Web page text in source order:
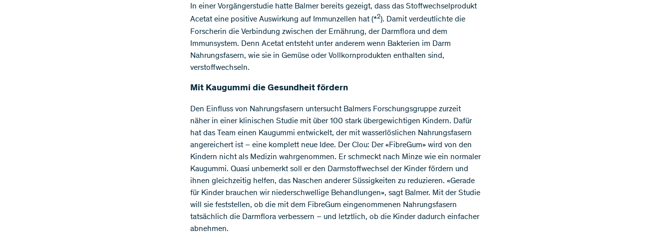
In einer Vorgängerstudie hatte Balmer bereits gezeigt, dass das Stoffwechselprodukt
Acetat eine positive Auswirkung auf Immunzellen hat (*2). Damit verdeutlichte die
Forscherin die Verbindung zwischen der Ernährung, der Darmflora und dem
Immunsystem. Denn Acetat entsteht unter anderem wenn Bakterien im Darm
Nahrungsfasern, wie sie in Gemüse oder Vollkornprodukten enthalten sind,
verstoffwechseln.
Mit Kaugummi die Gesundheit fördern
Den Einfluss von Nahrungsfasern untersucht Balmers Forschungsgruppe zurzeit
näher in einer klinischen Studie mit über 100 stark übergewichtigen Kindern. Dafür
hat das Team einen Kaugummi entwickelt, der mit wasserlöslichen Nahrungsfasern
angereichert ist – eine komplett neue Idee. Der Clou: Der «FibreGum» wird von den
Kindern nicht als Medizin wahrgenommen. Er schmeckt nach Minze wie ein normaler
Kaugummi. Quasi unbemerkt soll er den Darmstoffwechsel der Kinder fördern und
ihnen gleichzeitig helfen, das Naschen anderer Süssigkeiten zu reduzieren. «Gerade
für Kinder brauchen wir niederschwellige Behandlungen», sagt Balmer. Mit der Studie
will sie feststellen, ob die mit dem FibreGum eingenommenen Nahrungsfasern
tatsächlich die Darmflora verbessern – und letztlich, ob die Kinder dadurch einfacher
abnehmen.